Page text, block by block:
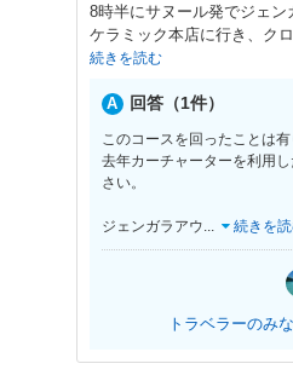
8時半にサヌール発でジェ
ケラミック本店に行き、ク
続きを読む
回答（1件）
このコースを回ったことは
去年カーチャーターを利用
さい。
ジェンガラアウ 続きを
トラベラーのみ